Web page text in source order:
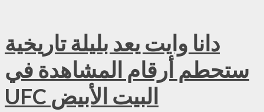
دانا وايت يعد بليلة تاريخية
ستحطم أرقام المشاهدة في
UFC البيت الأبيض